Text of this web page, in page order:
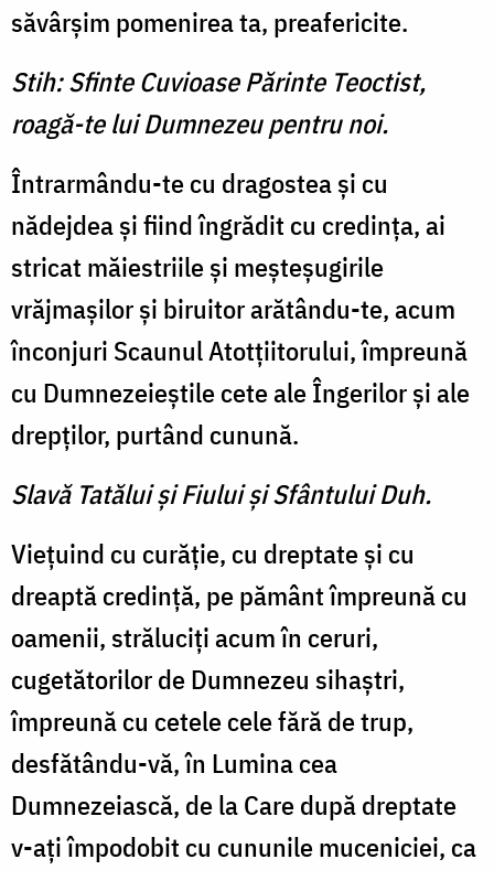
săvârşim pomenirea ta, preafericite.
Stih: Sfinte Cuvioase Părinte Teoctist,
roagă-te lui Dumnezeu pentru noi.
Întrarmându-te cu dragostea şi cu
nădejdea şi fiind îngrădit cu credinţa, ai
stricat măiestriile şi meşteşugirile
vrăjmaşilor şi biruitor arătându-te, acum
înconjuri Scaunul Atotţiitorului, împreună
cu Dumnezeieştile cete ale Îngerilor şi ale
drepţilor, purtând cunună.
Slavă Tatălui şi Fiului şi Sfântului Duh.
Vieţuind cu curăţie, cu dreptate şi cu
dreaptă credinţă, pe pământ împreună cu
oamenii, străluciţi acum în ceruri,
cugetătorilor de Dumnezeu sihaştri,
împreună cu cetele cele fără de trup,
desfătându-vă, în Lumina cea
Dumnezeiască, de la Care după dreptate
v-aţi împodobit cu cununile muceniciei, ca